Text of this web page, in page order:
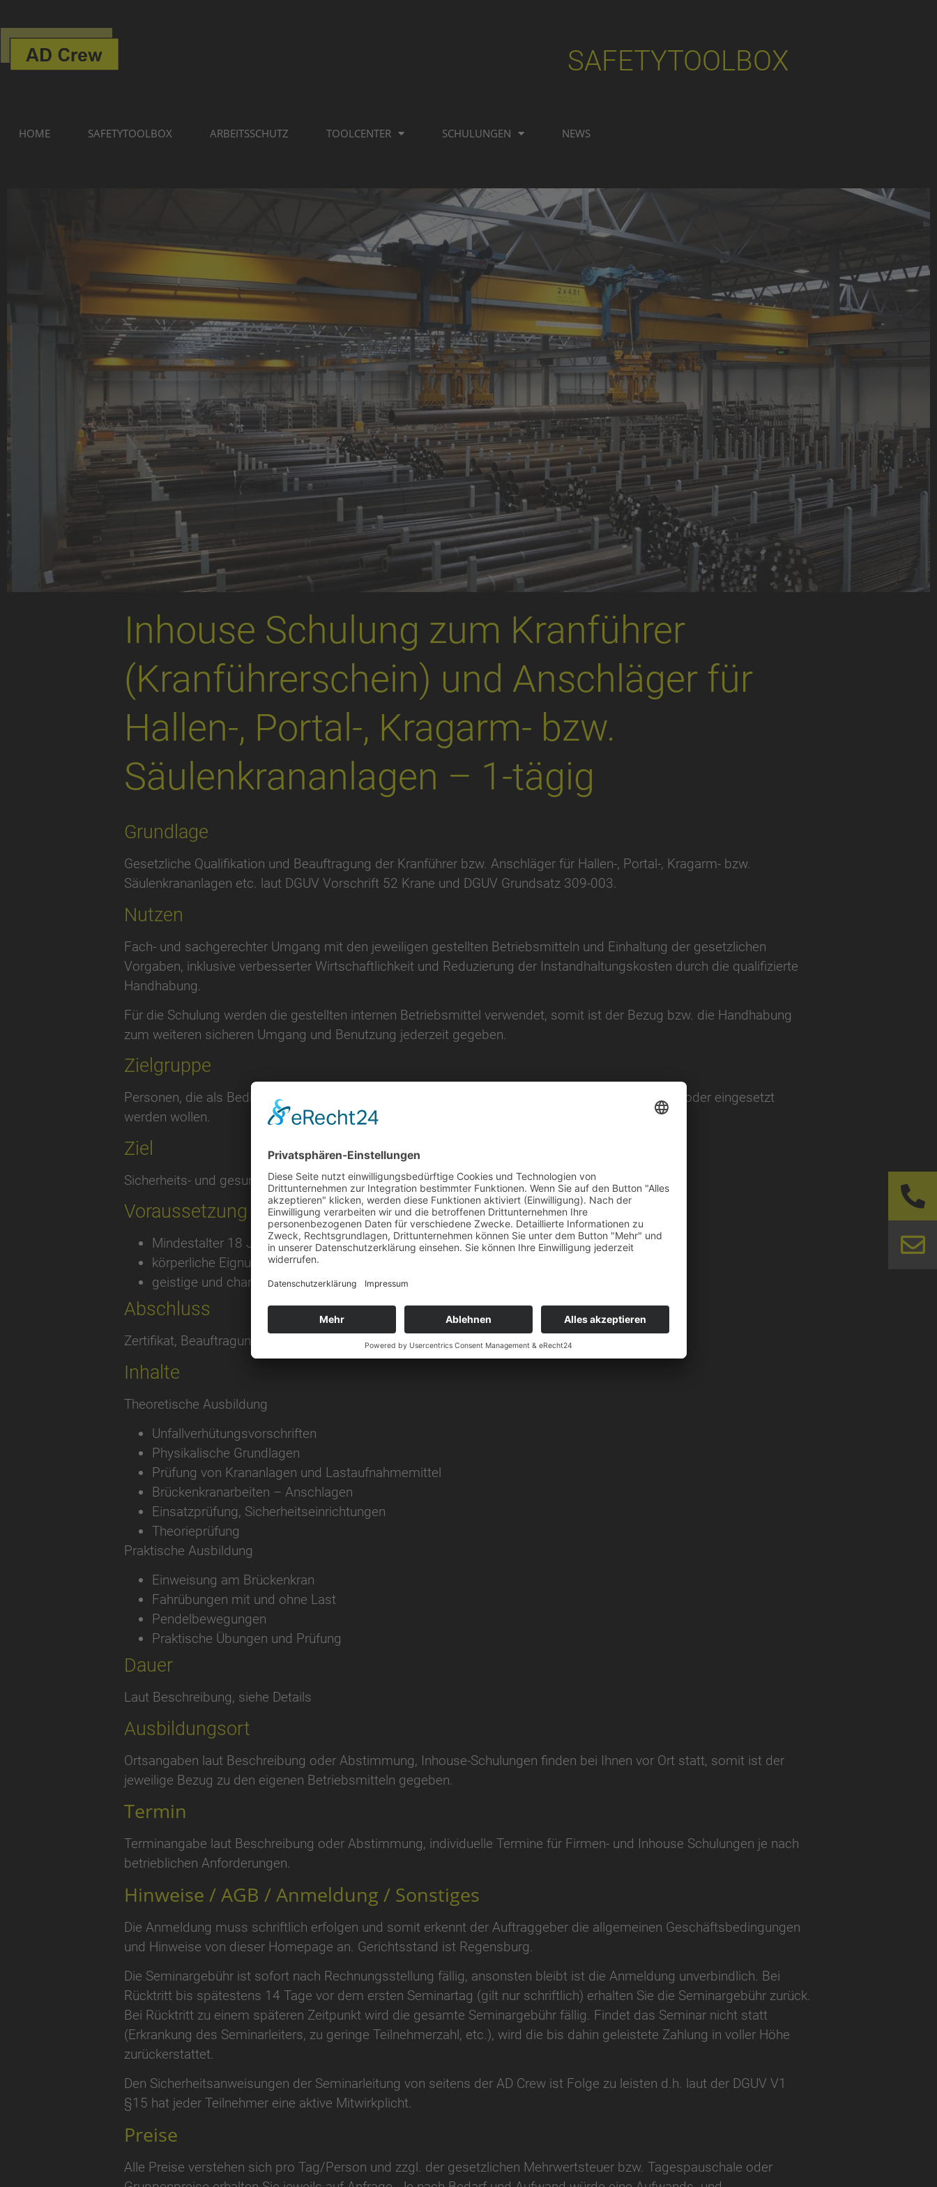
SAFETYTOOLBOX
HOME SAFETYTOOLBOX ARBEITSSCHUTZ TOOLCENTER SCHULUNGEN NEWS
Inhouse Schulung zum Kranführer
(Kranführerschein) und Anschläger für
Hallen-, Portal-, Kragarm- bzw.
Säulenkrananlagen – 1-tägig
Grundlage
Gesetzliche Qualifikation und Beauftragung der Kranführer bzw. Anschläger für Hallen-, Portal-, Kragarm- bzw.
Säulenkrananlagen etc. laut DGUV Vorschrift 52 Krane und DGUV Grundsatz 309-003.
Nutzen
Fach- und sachgerechter Umgang mit den jeweiligen gestellten Betriebsmitteln und Einhaltung der gesetzlichen
Vorgaben, inklusive verbesserter Wirtschaftlichkeit und Reduzierung der Instandhaltungskosten durch die qualifizierte
Handhabung.
Für die Schulung werden die gestellten internen Betriebsmittel verwendet, somit ist der Bezug bzw. die Handhabung
zum weiteren sicheren Umgang und Benutzung jederzeit gegeben.
Zielgruppe
Personen, die als Bediener von Hallen-, Portal-, Kragarm- bzw. Säulenkrananlagen eingesetzt sind oder eingesetzt
werden wollen.
Ziel
Sicherheits- und gesundheitsgerechtes Verhalten im Betrieb, d.h. WISSEN – KÖNNEN – WOLLEN
Voraussetzung
Mindestalter 18 Jahre
körperliche Eignung
geistige und charakterliche Eignung
Abschluss
Zertifikat, Beauftragung und Befähigungsnachweis laut gesetzlicher Vorgabe
Inhalte
Theoretische Ausbildung
Unfallverhütungsvorschriften
Physikalische Grundlagen
Prüfung von Krananlagen und Lastaufnahmemittel
Brückenkranarbeiten – Anschlagen
Einsatzprüfung, Sicherheitseinrichtungen
Theorieprüfung
Praktische Ausbildung
Einweisung am Brückenkran
Fahrübungen mit und ohne Last
Pendelbewegungen
Praktische Übungen und Prüfung
Dauer
Laut Beschreibung, siehe Details
Ausbildungsort
Ortsangaben laut Beschreibung oder Abstimmung, Inhouse-Schulungen finden bei Ihnen vor Ort statt, somit ist der
jeweilige Bezug zu den eigenen Betriebsmitteln gegeben.
Termin
Terminangabe laut Beschreibung oder Abstimmung, individuelle Termine für Firmen- und Inhouse Schulungen je nach
betrieblichen Anforderungen.
Hinweise / AGB / Anmeldung / Sonstiges
Die Anmeldung muss schriftlich erfolgen und somit erkennt der Auftraggeber die allgemeinen Geschäftsbedingungen
und Hinweise von dieser Homepage an. Gerichtsstand ist Regensburg.
Die Seminargebühr ist sofort nach Rechnungsstellung fällig, ansonsten bleibt ist die Anmeldung unverbindlich. Bei
Rücktritt bis spätestens 14 Tage vor dem ersten Seminartag (gilt nur schriftlich) erhalten Sie die Seminargebühr zurück.
Bei Rücktritt zu einem späteren Zeitpunkt wird die gesamte Seminargebühr fällig. Findet das Seminar nicht statt
(Erkrankung des Seminarleiters, zu geringe Teilnehmerzahl, etc.), wird die bis dahin geleistete Zahlung in voller Höhe
zurückerstattet.
Den Sicherheitsanweisungen der Seminarleitung von seitens der AD Crew ist Folge zu leisten d.h. laut der DGUV V1
§15 hat jeder Teilnehmer eine aktive Mitwirkplicht.
Preise
Alle Preise verstehen sich pro Tag/Person und zzgl. der gesetzlichen Mehrwertsteuer bzw. Tagespauschale oder